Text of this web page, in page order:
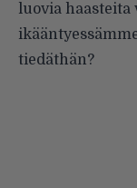
luovia
tiedäthän?